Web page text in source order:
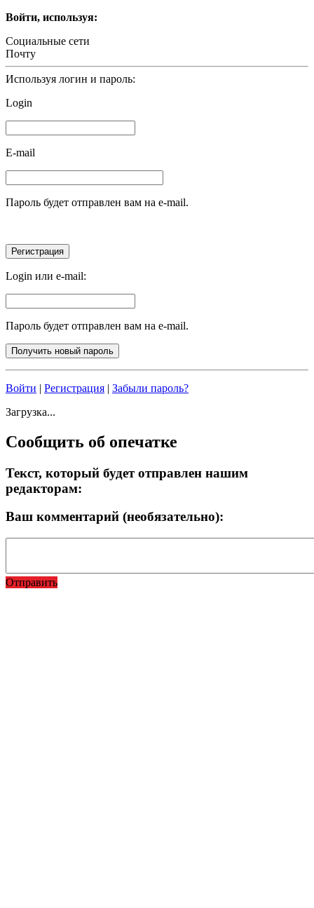
Войти, используя:
Социальные сети
Почту
Используя логин и пароль:
Login
E-mail
Пароль будет отправлен вам на e-mail.
Login или e-mail:
Пароль будет отправлен вам на e-mail.
Войти | Регистрация | Забыли пароль?
Загрузка...
Сообщить об опечатке
Текст, который будет отправлен нашим
редакторам:
Ваш комментарий (необязательно):
Отправить